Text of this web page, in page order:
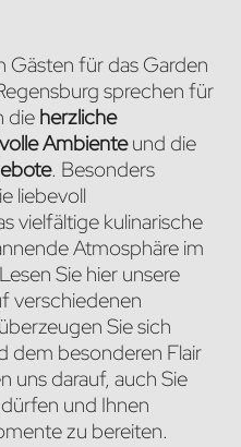
Gästen für das Garden
sprechen für
dieherzliche
Ambienteund die
. Besonders
liebevoll
vielfältige kulinarische
Atmosphäre im
Sie hier unsere
verschiedenen
Sie sich
dem besonderen Flair
uns darauf, auch Sie
und Ihnen
zu bereiten.